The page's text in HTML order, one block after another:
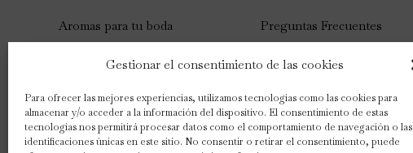
Gestionar el consentimiento de las cookies
Para ofrecer las mejores experiencias, utilizamos tecnologías como las cookies para
almacenar y/o acceder a la información del dispositivo. El consentimiento de estas
tecnologías nos permitirá procesar datos como el comportamiento de navegación o las
identificaciones únicas en este sitio. No consentir o retirar el consentimiento, puede
Aromas para tu boda
Experto en aromatización
Nuestra historia
Preguntas Frecuentes
Contacto